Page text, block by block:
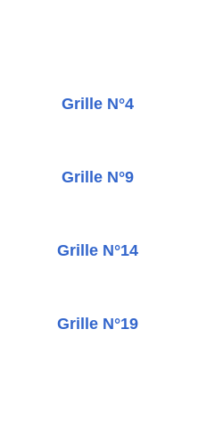
Grille N°4
Grille N°9
Grille N°14
Grille N°19